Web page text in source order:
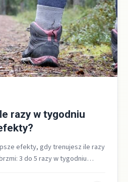
razy w tygodniu
efekty, gdy trenujesz ile razy
3 do 5 razy w tygodniu